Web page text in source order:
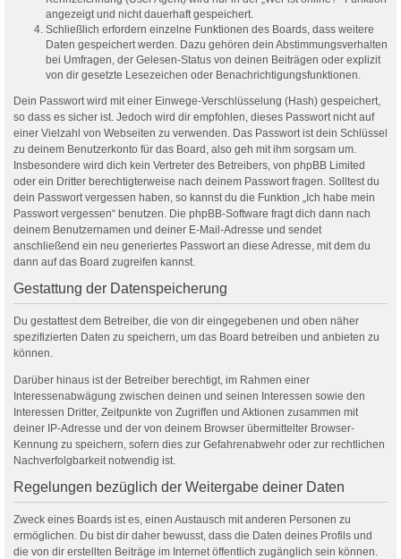
angezeigt und nicht dauerhaft gespeichert.
Schließlich erfordern einzelne Funktionen des Boards, dass weitere
Daten gespeichert werden. Dazu gehören dein Abstimmungsverhalten
bei Umfragen, der Gelesen-Status von deinen Beiträgen oder explizit
von dir gesetzte Lesezeichen oder Benachrichtigungsfunktionen.
Dein Passwort wird mit einer Einwege-Verschlüsselung (Hash) gespeichert,
so dass es sicher ist. Jedoch wird dir empfohlen, dieses Passwort nicht auf
einer Vielzahl von Webseiten zu verwenden. Das Passwort ist dein Schlüssel
zu deinem Benutzerkonto für das Board, also geh mit ihm sorgsam um.
Insbesondere wird dich kein Vertreter des Betreibers, von phpBB Limited
oder ein Dritter berechtigterweise nach deinem Passwort fragen. Solltest du
dein Passwort vergessen haben, so kannst du die Funktion „Ich habe mein
Passwort vergessen“ benutzen. Die phpBB-Software fragt dich dann nach
deinem Benutzernamen und deiner E-Mail-Adresse und sendet
anschließend ein neu generiertes Passwort an diese Adresse, mit dem du
dann auf das Board zugreifen kannst.
Gestattung der Datenspeicherung
Du gestattest dem Betreiber, die von dir eingegebenen und oben näher
spezifizierten Daten zu speichern, um das Board betreiben und anbieten zu
können.
Darüber hinaus ist der Betreiber berechtigt, im Rahmen einer
Interessenabwägung zwischen deinen und seinen Interessen sowie den
Interessen Dritter, Zeitpunkte von Zugriffen und Aktionen zusammen mit
deiner IP-Adresse und der von deinem Browser übermittelter Browser-
Kennung zu speichern, sofern dies zur Gefahrenabwehr oder zur rechtlichen
Nachverfolgbarkeit notwendig ist.
Regelungen bezüglich der Weitergabe deiner Daten
Zweck eines Boards ist es, einen Austausch mit anderen Personen zu
ermöglichen. Du bist dir daher bewusst, dass die Daten deines Profils und
die von dir erstellten Beiträge im Internet öffentlich zugänglich sein können.